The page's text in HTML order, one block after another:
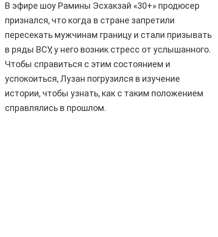
В эфире шоу Рамины Эсхакзай «30+» продюсер
признался, что когда в стране запретили
пересекать мужчинам границу и стали призывать
в ряды ВСУ, у него возник стресс от услышанного.
Чтобы справиться с этим состоянием и
успокоиться, Лузан погрузился в изучение
истории, чтобы узнать, как с таким положением
справлялись в прошлом.